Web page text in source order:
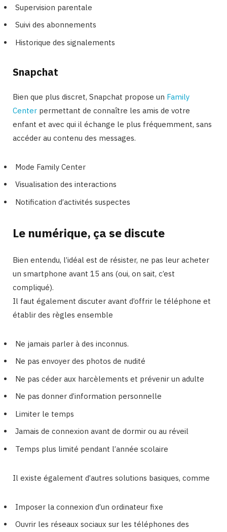
Supervision parentale
Suivi des abonnements
Historique des signalements
Snapchat
Bien que plus discret, Snapchat propose un Family
Center permettant de connaître les amis de votre
enfant et avec qui il échange le plus fréquemment, sans
accéder au contenu des messages.
Mode Family Center
Visualisation des interactions
Notification d’activités suspectes
Le numérique, ça se discute
Bien entendu, l’idéal est de résister, ne pas leur acheter
un smartphone avant 15 ans (oui, on sait, c’est
compliqué).
Il faut également discuter avant d’offrir le téléphone et
établir des règles ensemble
Ne jamais parler à des inconnus.
Ne pas envoyer des photos de nudité
Ne pas céder aux harcèlements et prévenir un adulte
Ne pas donner d’information personnelle
Limiter le temps
Jamais de connexion avant de dormir ou au réveil
Temps plus limité pendant l’année scolaire
Il existe également d’autres solutions basiques, comme
Imposer la connexion d’un ordinateur fixe
Ouvrir les réseaux sociaux sur les téléphones des